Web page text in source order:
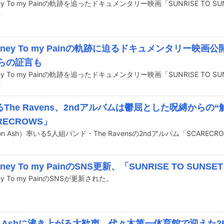
To my Painの軌跡に迫るドキュメンタリー映画
の証言も
The Ravens、2ndアルバムは鬱屈とした呪縛からの“
」
To my PainのSNS更新、「SUNRISE TO
To my PainのSNSが更新された。